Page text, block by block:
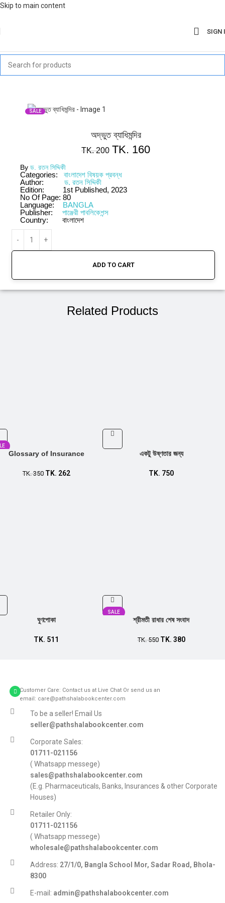
Skip to main content
SIGN
SALE
অদ্ভুত ব্যাধিমন্দির
TK.200 TK. 160
By ড. রতন সিদ্দিকী
Categories:
বাংলাদেশ বিষয়ক প্রবন্ধ
Author:
ড. রতন সিদ্দিকী
Edition:
1st Published, 2023
No Of Page: 80
Language:
BANGLA
Publisher:
পাঞ্জেরী পাবলিকেশন্স
Country:
বাংলাদেশ
ADD TO CART
Related Products
Glossary of Insurance
TK.350 TK. 262
একটু উষ্ণতার জন্য
TK. 750
ঘুণপোকা
TK. 511
SALE
শ্রীমতী রাধার শেষ সংবাদ
TK.550 TK. 380
Customer Care: Contact us at Live Chat Or send us an
email: care@pathshalabookcenter.com
To be a seller! Email Us
seller@pathshalabookcenter.com
Corporate Sales:
01711-021156
( Whatsapp messege)
sales@pathshalabookcenter.com
(E.g. Pharmaceuticals, Banks, Insurances & other Corporate
Houses)
Retailer Only:
01711-021156
( Whatsapp messege)
wholesale@pathshalabookcenter.com
Address: 27/1/0, Bangla School Mor, Sadar Road, Bhola-
8300
E-mail: admin@pathshalabookcenter.com